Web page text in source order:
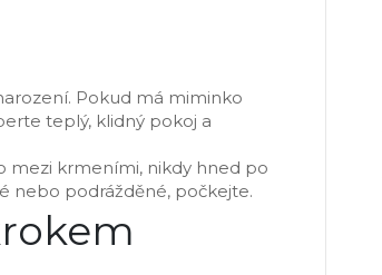
Pokud má miminko
teplý, klidný pokoj a
mezi krmeními, nikdy hned po
nebo podrážděné, počkejte.